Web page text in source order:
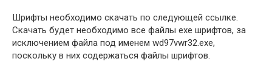
Шрифты необходимо скачать по следующей ссылке.
Скачать будет необходимо все файлы exe шрифтов, за
исключением файла под именем wd97vwr32.exe,
поскольку в них содержаться файлы шрифтов.